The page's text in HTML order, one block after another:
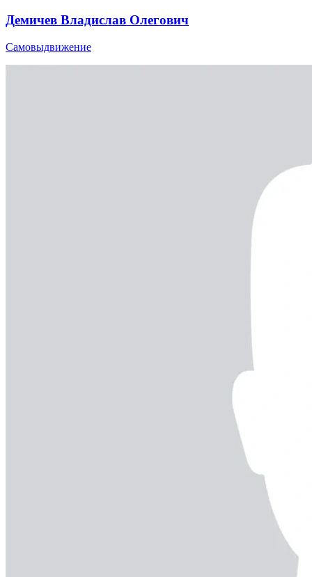
Демичев Владислав Олегович
Самовыдвижение